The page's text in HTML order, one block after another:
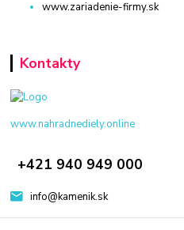
www.zariadenie-firmy.sk
Kontakty
www.nahradnediely.online
+421 940 949 000
info@kamenik.sk